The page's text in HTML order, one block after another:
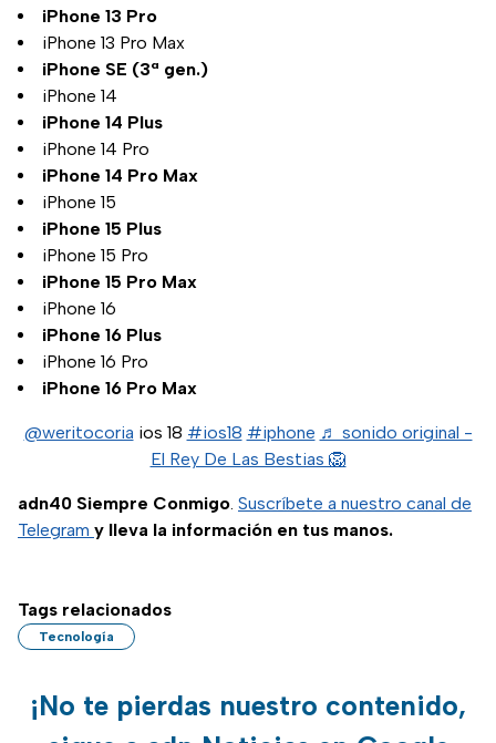
iPhone 13 Pro
iPhone 13 Pro Max
iPhone SE (3ª gen.)
iPhone 14
iPhone 14 Plus
iPhone 14 Pro
iPhone 14 Pro Max
iPhone 15
iPhone 15 Plus
iPhone 15 Pro
iPhone 15 Pro Max
iPhone 16
iPhone 16 Plus
iPhone 16 Pro
iPhone 16 Pro Max
@weritocoria ios 18 #ios18 #iphone ♬ sonido original -
El Rey De Las Bestias 🦁
adn40 Siempre Conmigo. Suscríbete a nuestro canal de
Telegram y lleva la información en tus manos.
Tags relacionados
Tecnología
¡No te pierdas nuestro contenido,